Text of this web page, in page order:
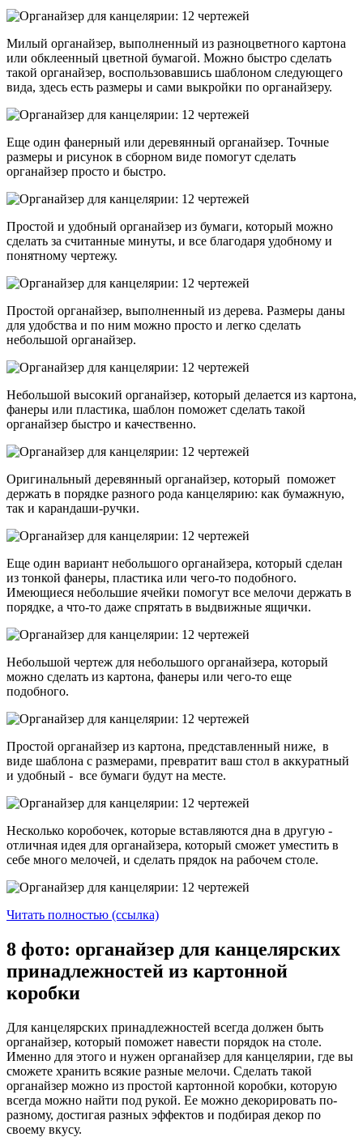
Милый органайзер, выполненный из разноцветного картона
или обклеенный цветной бумагой. Можно быстро сделать
такой органайзер, воспользовавшись шаблоном следующего
вида, здесь есть размеры и сами выкройки по органайзеру.
Еще один фанерный или деревянный органайзер. Точные
размеры и рисунок в сборном виде помогут сделать
органайзер просто и быстро.
Простой и удобный органайзер из бумаги, который можно
сделать за считанные минуты, и все благодаря удобному и
понятному чертежу.
Простой органайзер, выполненный из дерева. Размеры даны
для удобства и по ним можно просто и легко сделать
небольшой органайзер.
Небольшой высокий органайзер, который делается из картона,
фанеры или пластика, шаблон поможет сделать такой
органайзер быстро и качественно.
Оригинальный деревянный органайзер, который поможет
держать в порядке разного рода канцелярию: как бумажную,
так и карандаши-ручки.
Еще один вариант небольшого органайзера, который сделан
из тонкой фанеры, пластика или чего-то подобного.
Имеющиеся небольшие ячейки помогут все мелочи держать в
порядке, а что-то даже спрятать в выдвижные ящички.
Небольшой чертеж для небольшого органайзера, который
можно сделать из картона, фанеры или чего-то еще
подобного.
Простой органайзер из картона, представленный ниже, в
виде шаблона с размерами, превратит ваш стол в аккуратный
и удобный - все бумаги будут на месте.
Несколько коробочек, которые вставляются дна в другую -
отличная идея для органайзера, который сможет уместить в
себе много мелочей, и сделать прядок на рабочем столе.
Читать полностью (ссылка)
8 фото: органайзер для канцелярских
принадлежностей из картонной
коробки
Для канцелярских принадлежностей всегда должен быть
органайзер, который поможет навести порядок на столе.
Именно для этого и нужен органайзер для канцелярии, где вы
сможете хранить всякие разные мелочи. Сделать такой
органайзер можно из простой картонной коробки, которую
всегда можно найти под рукой. Ее можно декорировать по-
разному, достигая разных эффектов и подбирая декор по
своему вкусу.